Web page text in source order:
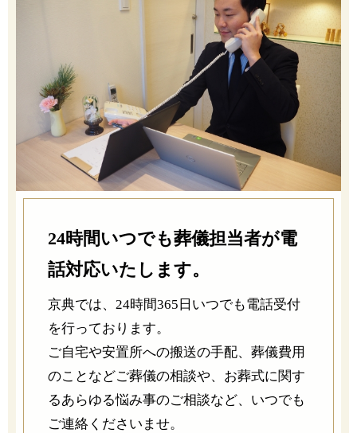
24時間いつでも葬儀担当者が電
話対応いたします。
京典では、24時間365日いつでも電話受付
を行っております。
ご自宅や安置所への搬送の手配、葬儀費用
のことなどご葬儀の相談や、お葬式に関す
るあらゆる悩み事のご相談など、いつでも
ご連絡くださいませ。